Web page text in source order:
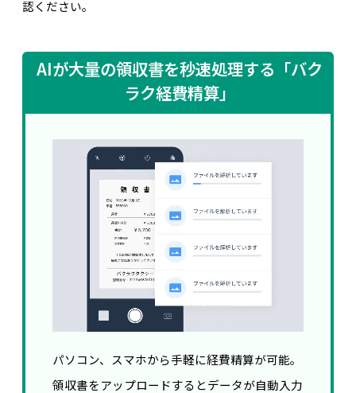
認ください。
AIが大量の領収書を秒速処理する「バク
ラク経費精算」
パソコン、スマホから手軽に経費精算が可能。
領収書をアップロードするとデータが自動入力